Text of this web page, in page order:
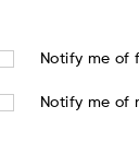
Notify me of
Notify me of